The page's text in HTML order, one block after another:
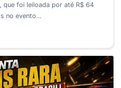
que foi leiloada por até R$ 64
no evento…